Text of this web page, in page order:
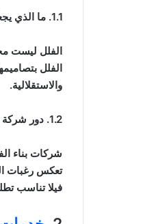
1.1. ما الذي يجعل الفلل خيارًا مميزًا للسكن؟
الفلل ليست
الفلل
والاستقلالية.
1.2. دور شركة بناء فلل بالرياض في تحقيق تصميم فيلا الأحلام
شركات بناء
تعكس رغبات
فيلا تناسب